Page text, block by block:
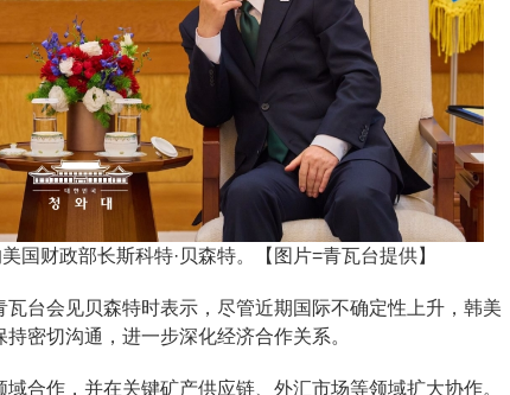
国财政部长斯科特·贝森特。【图片=青瓦台提供】
台会见贝森特时表示，尽管近期国际不确定性上升，韩美
密切沟通，进一步深化经济合作关系。
合作，并在关键矿产供应链、外汇市场等领域扩大协作。